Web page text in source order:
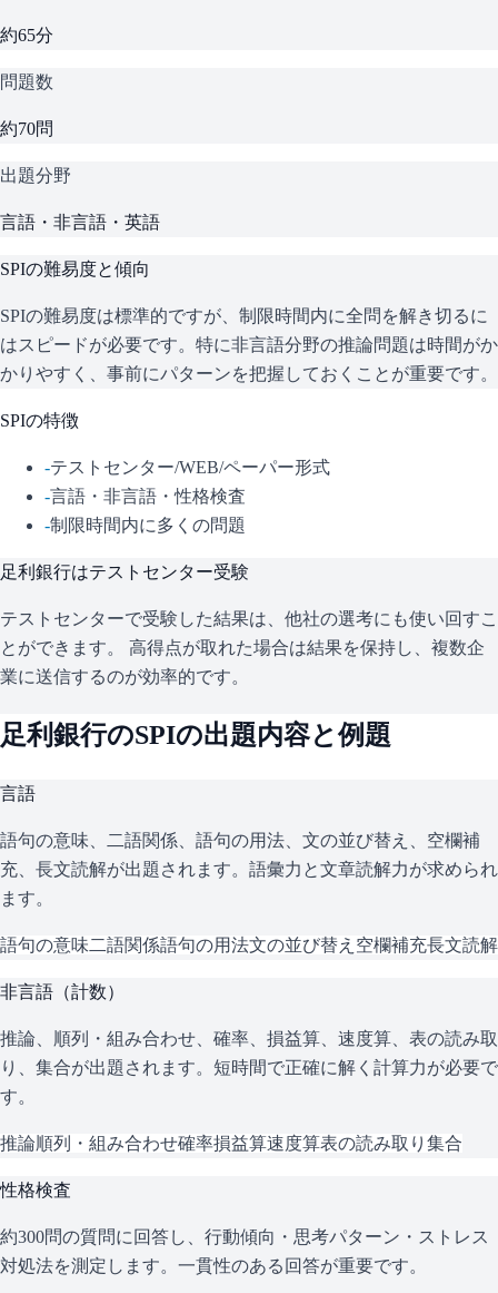
約65分
問題数
約70問
出題分野
言語・非言語・英語
SPIの難易度と傾向
SPIの難易度は標準的ですが、制限時間内に全問を解き切るに
はスピードが必要です。特に非言語分野の推論問題は時間がか
かりやすく、事前にパターンを把握しておくことが重要です。
SPIの特徴
-テストセンター/WEB/ペーパー形式
-言語・非言語・性格検査
-制限時間内に多くの問題
足利銀行はテストセンター受験
テストセンターで受験した結果は、他社の選考にも使い回すこ
とができます。 高得点が取れた場合は結果を保持し、複数企
業に送信するのが効率的です。
足利銀行のSPIの出題内容と例題
言語
語句の意味、二語関係、語句の用法、文の並び替え、空欄補
充、長文読解が出題されます。語彙力と文章読解力が求められ
ます。
語句の意味二語関係語句の用法文の並び替え 空欄補充長文読解
非言語（計数）
推論、順列・組み合わせ、確率、損益算、速度算、表の読み取
り、集合が出題されます。短時間で正確に解く計算力が必要で
す。
推論順列・組み合わせ確率損益算速度算表の読み取り 集合
性格検査
約300問の質問に回答し、行動傾向・思考パターン・ストレス
対処法を測定します。一貫性のある回答が重要です。